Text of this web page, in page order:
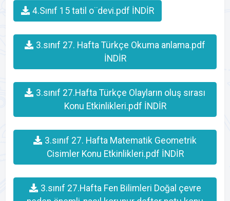
4.Sınıf 15 tatil o¨devi.pdf İNDİR
3.sınıf 27. Hafta Türkçe Okuma anlama.pdf
İNDİR
3.sınıf 27.Hafta Türkçe Olayların oluş sırası
Konu Etkinlikleri.pdf İNDİR
3.sınıf 27. Hafta Matematik Geometrik
Cisimler Konu Etkinlikleri.pdf İNDİR
3.sınıf 27.Hafta Fen Bilimleri Doğal çevre